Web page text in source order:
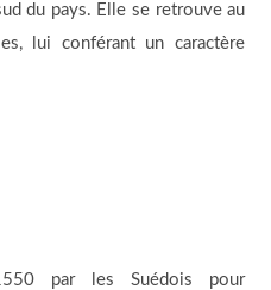
du pays. Elle se retrouve au
lui conférant un caractère
par les Suédois pour